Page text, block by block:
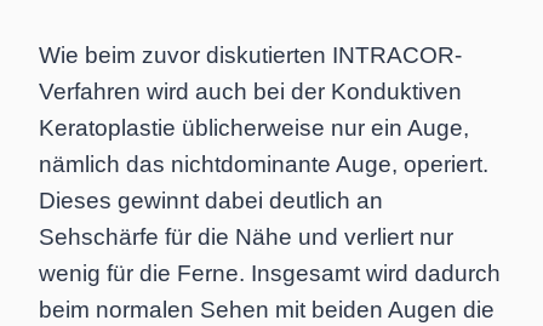
Wie beim zuvor diskutierten INTRACOR-
Verfahren wird auch bei der Konduktiven
Keratoplastie üblicherweise nur ein Auge,
nämlich das nichtdominante Auge, operiert.
Dieses gewinnt dabei deutlich an
Sehschärfe für die Nähe und verliert nur
wenig für die Ferne. Insgesamt wird dadurch
beim normalen Sehen mit beiden Augen die